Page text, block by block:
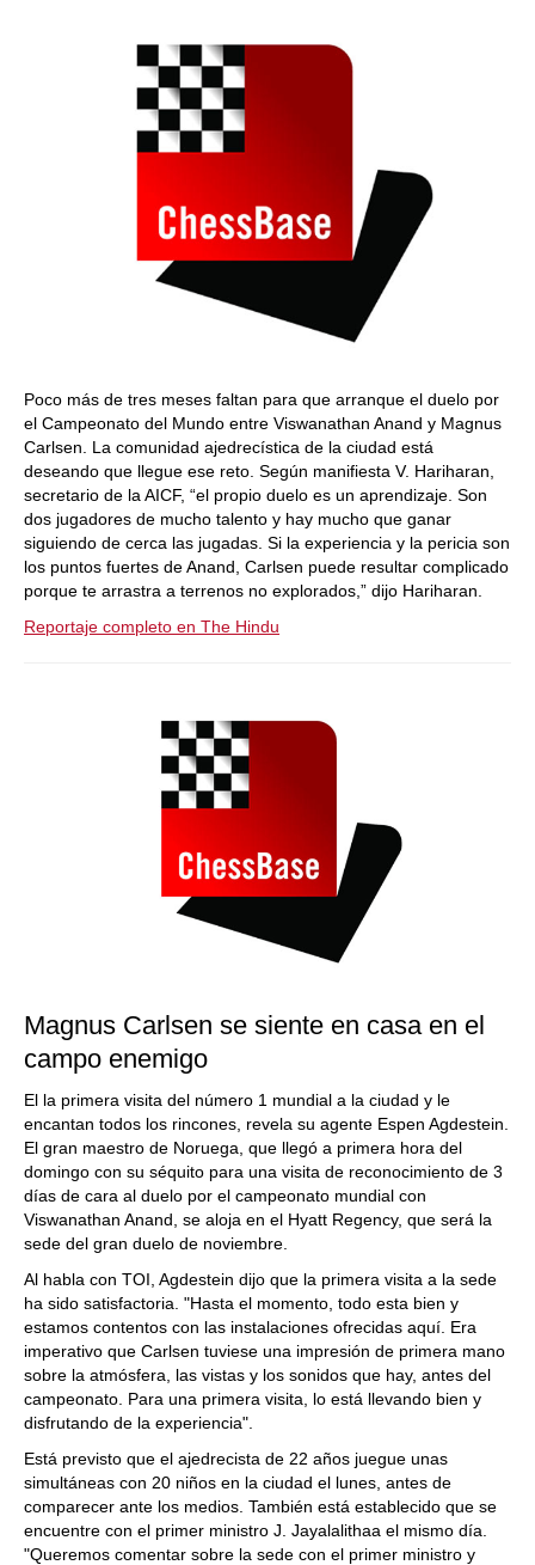
Poco más de tres meses faltan para que arranque el duelo por
el Campeonato del Mundo entre Viswanathan Anand y Magnus
Carlsen. La comunidad ajedrecística de la ciudad está
deseando que llegue ese reto. Según manifiesta V. Hariharan,
secretario de la AICF, “el propio duelo es un aprendizaje. Son
dos jugadores de mucho talento y hay mucho que ganar
siguiendo de cerca las jugadas. Si la experiencia y la pericia son
los puntos fuertes de Anand, Carlsen puede resultar complicado
porque te arrastra a terrenos no explorados,” dijo Hariharan.
Reportaje completo en The Hindu
Magnus Carlsen se siente en casa en el
campo enemigo
El la primera visita del número 1 mundial a la ciudad y le
encantan todos los rincones, revela su agente Espen Agdestein.
El gran maestro de Noruega, que llegó a primera hora del
domingo con su séquito para una visita de reconocimiento de 3
días de cara al duelo por el campeonato mundial con
Viswanathan Anand, se aloja en el Hyatt Regency, que será la
sede del gran duelo de noviembre.
Al habla con TOI, Agdestein dijo que la primera visita a la sede
ha sido satisfactoria. "Hasta el momento, todo esta bien y
estamos contentos con las instalaciones ofrecidas aquí. Era
imperativo que Carlsen tuviese una impresión de primera mano
sobre la atmósfera, las vistas y los sonidos que hay, antes del
campeonato. Para una primera visita, lo está llevando bien y
disfrutando de la experiencia".
Está previsto que el ajedrecista de 22 años juegue unas
simultáneas con 20 niños en la ciudad el lunes, antes de
comparecer ante los medios. También está establecido que se
encuentre con el primer ministro J. Jayalalithaa el mismo día.
"Queremos comentar sobre la sede con el primer ministro y